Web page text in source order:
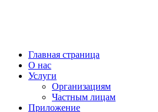
Главная страница
О нас
Услуги
Организациям
Частным лицам
Приложение